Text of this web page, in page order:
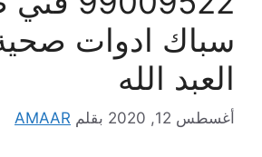
سباك ادوات
العبد الله
أغسطس 12, 2020 بقلم AMAAR